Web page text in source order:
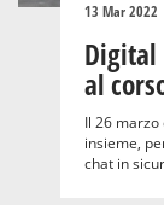
13 Mar 2022
Digital
al
Il 26
insieme,
chat in